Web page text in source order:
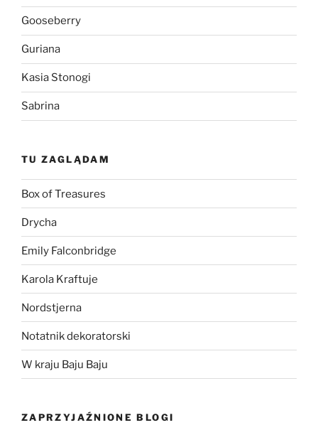
Gooseberry
Guriana
Kasia Stonogi
Sabrina
TU ZAGLĄDAM
Box of Treasures
Drycha
Emily Falconbridge
Karola Kraftuje
Nordstjerna
Notatnik dekoratorski
W kraju Baju Baju
ZAPRZYJAŹNIONE BLOGI